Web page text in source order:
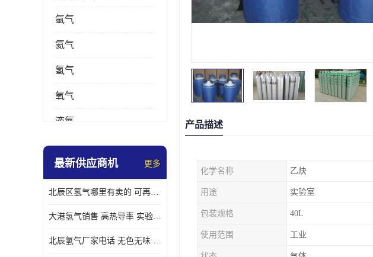
氩气
氦气
氢气
氧气
液氮
乙炔
最新供应商机 更多
北辰区氢气哪里有卖的 可再生 实验室应用
大港氢气销售 高热导率 实验室应用
北辰氢气厂家电话 无色无味 凝点为-259
产品描述
化学名称 乙炔
用途 实验室
包装规格 40L
使用范围 工业